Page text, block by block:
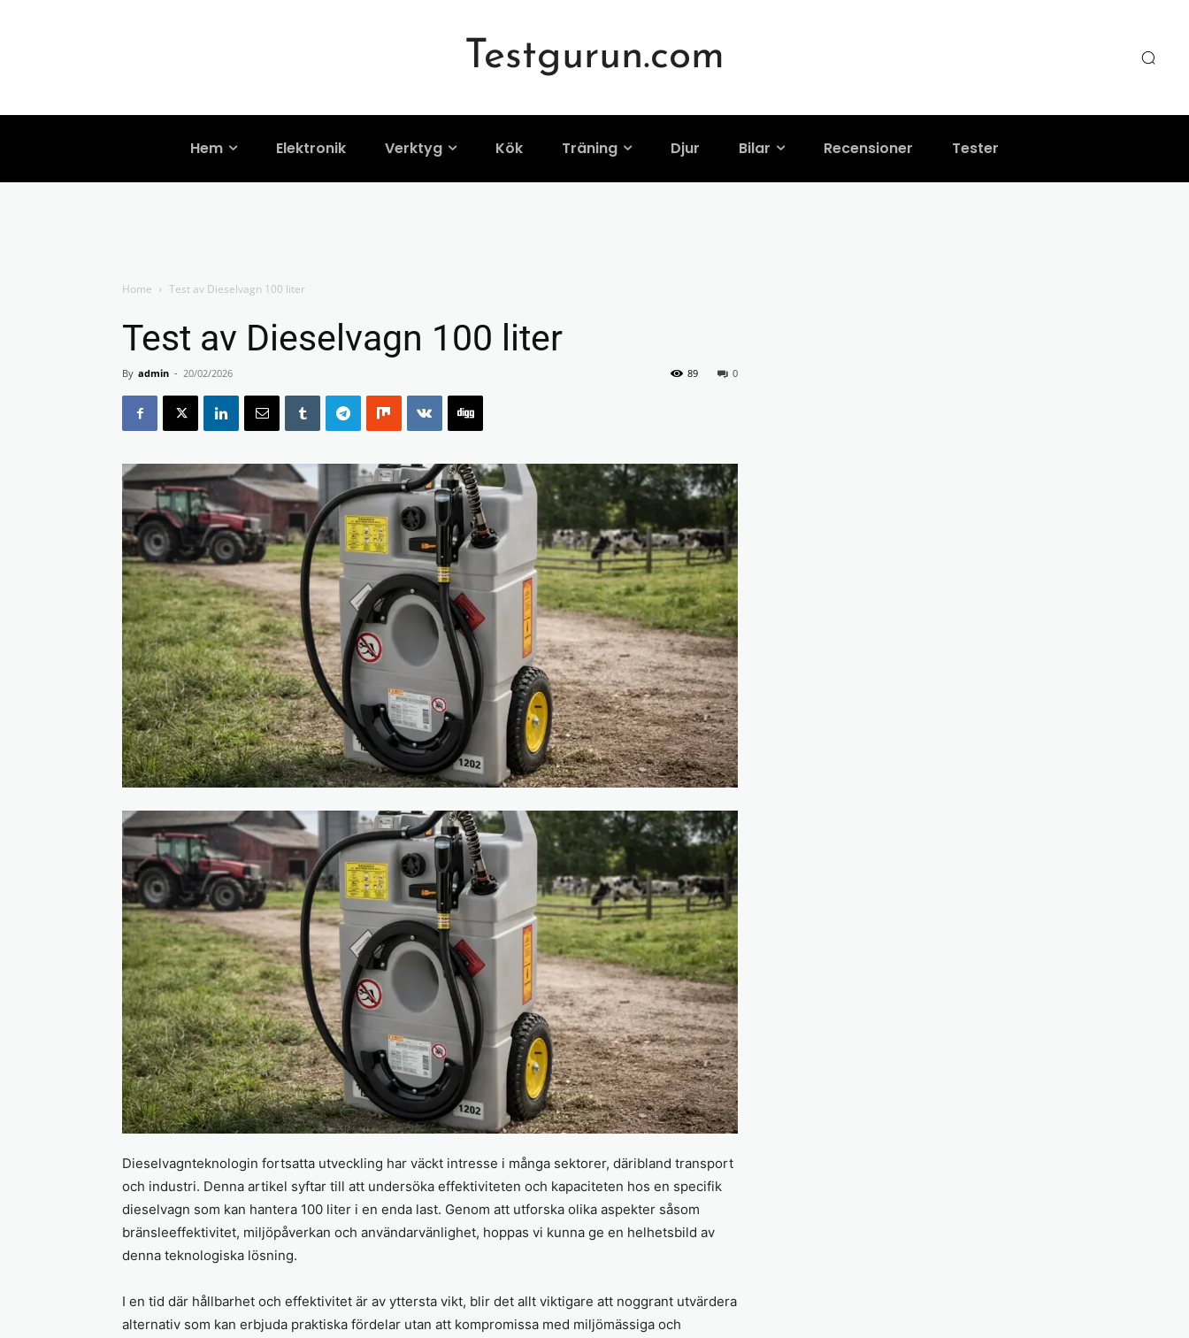
Testgurun.com
Hem Elektronik Verktyg Kök Träning Djur Bilar Recensioner Tester
Home Test av Dieselvagn 100 liter
Test av Dieselvagn 100 liter
By admin - 20/02/2026 0
89
Dieselvagnteknologin fortsatta utveckling har väckt intresse i många sektorer, däribland transport
och industri. Denna artikel syftar till att undersöka effektiviteten och kapaciteten hos en specifik
dieselvagn som kan hantera 100 liter i en enda last. Genom att utforska olika aspekter såsom
bränsleeffektivitet, miljöpåverkan och användarvänlighet, hoppas vi kunna ge en helhetsbild av
denna teknologiska lösning.
I en tid där hållbarhet och effektivitet är av yttersta vikt, blir det allt viktigare att noggrant utvärdera
alternativ som kan erbjuda praktiska fördelar utan att kompromissa med miljömässiga och